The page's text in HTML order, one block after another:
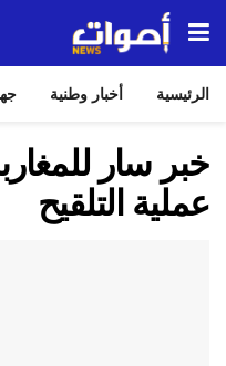
الرئيسية أخبار وطنية
خبر سار
عملية التلقيح